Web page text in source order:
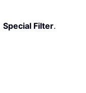
Special Filter.